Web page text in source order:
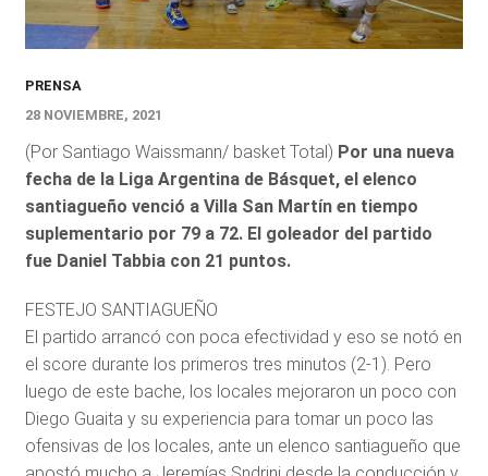
PRENSA
28 NOVIEMBRE, 2021
(Por Santiago Waissmann/ basket Total) Por una nueva
fecha de la Liga Argentina de Básquet, el elenco
santiagueño venció a Villa San Martín en tiempo
suplementario por 79 a 72. El goleador del partido
fue Daniel Tabbia con 21 puntos.
FESTEJO SANTIAGUEÑO
El partido arrancó con poca efectividad y eso se notó en
el score durante los primeros tres minutos (2-1). Pero
luego de este bache, los locales mejoraron un poco con
Diego Guaita y su experiencia para tomar un poco las
ofensivas de los locales, ante un elenco santiagueño que